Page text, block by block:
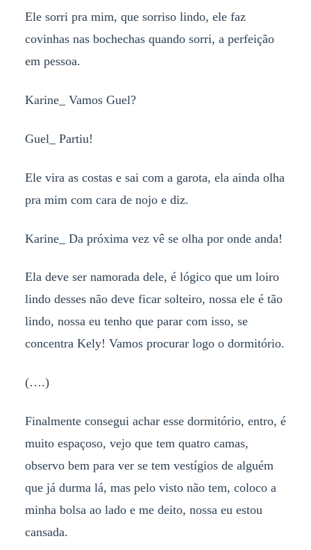
Ele sorri pra mim, que sorriso lindo, ele faz
covinhas nas bochechas quando sorri, a perfeição
em pessoa.
Karine_ Vamos Guel?
Guel_ Partiu!
Ele vira as costas e sai com a garota, ela ainda olha
pra mim com cara de nojo e diz.
Karine_ Da próxima vez vê se olha por onde anda!
Ela deve ser namorada dele, é lógico que um loiro
lindo desses não deve ficar solteiro, nossa ele é tão
lindo, nossa eu tenho que parar com isso, se
concentra Kely! Vamos procurar logo o dormitório.
(….)
Finalmente consegui achar esse dormitório, entro, é
muito espaçoso, vejo que tem quatro camas,
observo bem para ver se tem vestígios de alguém
que já durma lá, mas pelo visto não tem, coloco a
minha bolsa ao lado e me deito, nossa eu estou
cansada.